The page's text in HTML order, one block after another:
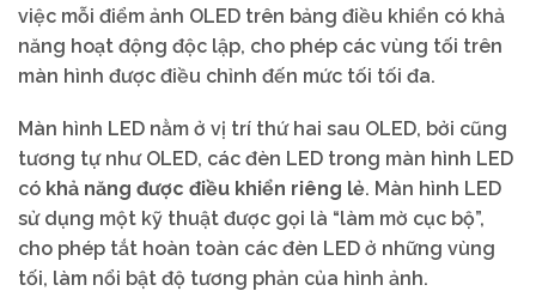
việc mỗi điểm ảnh OLED trên bảng điều khiển có khả
năng hoạt động độc lập, cho phép các vùng tối trên
màn hình được điều chỉnh đến mức tối tối đa.
Màn hình LED nằm ở vị trí thứ hai sau OLED, bởi cũng
tương tự như OLED, các đèn LED trong màn hình LED
có khả năng được điều khiển riêng lẻ. Màn hình LED
sử dụng một kỹ thuật được gọi là “làm mờ cục bộ”,
cho phép tắt hoàn toàn các đèn LED ở những vùng
tối, làm nổi bật độ tương phản của hình ảnh.